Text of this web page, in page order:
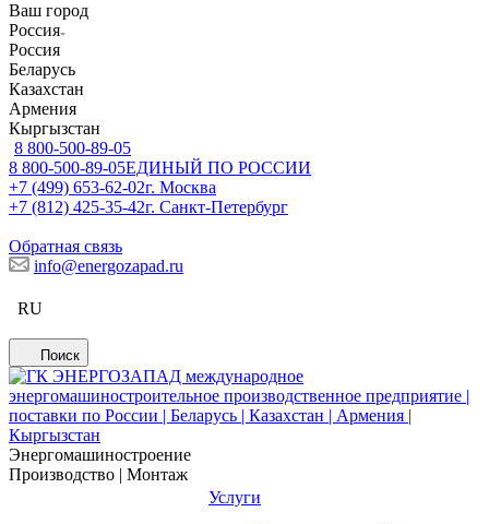
Ваш город
Россия
Россия
Беларусь
Казахстан
Армения
Кыргызстан
8 800-500-89-05
8 800-500-89-05ЕДИНЫЙ ПО РОССИИ
+7 (499) 653-62-02г. Москва
+7 (812) 425-35-42г. Санкт-Петербург
Обратная связь
info@energozapad.ru
RU
Поиск
Энергомашиностроение
Производство | Монтаж
Услуги